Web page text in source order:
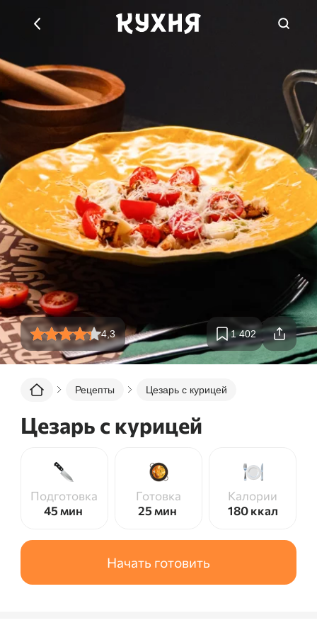
4,3 1 402
Рецепты Цезарь с курицей
Цезарь с курицей
Подготовка
45 мин
Готовка
25 мин
Калории
180 ккал
Начать готовить